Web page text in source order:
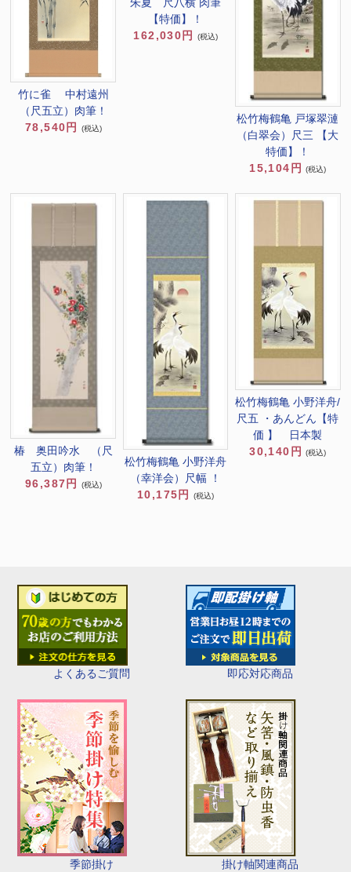
よくあるご質問 即応対応商品
季節掛け 掛け軸関連商品
竹に雀 中村遠州
（尺五立）肉筆！
78,540円
(税込)
朱夏 尺八横 肉筆
【特価】！
162,030円
(税込)
松竹梅鶴亀 戸塚翠漣
（白翠会）尺三 【大
特価】！
15,104円
(税込)
椿 奥田吟水 （尺
五立）肉筆！
96,387円
(税込)
松竹梅鶴亀 小野洋舟
（幸洋会）尺幅 ！
10,175円
(税込)
松竹梅鶴亀 小野洋舟/
尺五 ・あんどん【特
価 】 日本製
30,140円
(税込)